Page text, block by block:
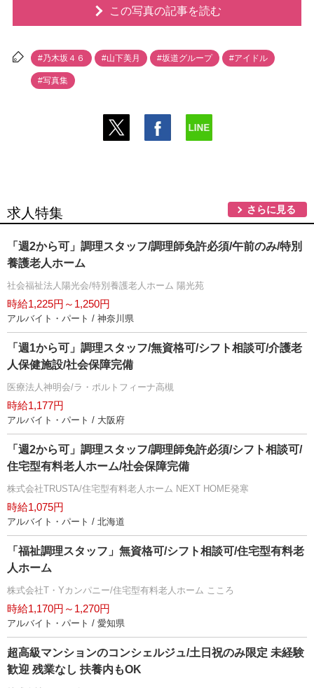
この写真の記事を読む
#乃木坂４６ #山下美月 #坂道グループ #アイドル
#写真集
求人特集 さらに見る
「週2から可」調理スタッフ/調理師免許必須/午前のみ/特別
養護老人ホーム
社会福祉法人陽光会/特別養護老人ホーム 陽光苑
時給1,225円～1,250円
アルバイト・パート / 神奈川県
「週1から可」調理スタッフ/無資格可/シフト相談可/介護老
人保健施設/社会保障完備
医療法人神明会/ラ・ポルトフィーナ高槻
時給1,177円
アルバイト・パート / 大阪府
「週2から可」調理スタッフ/調理師免許必須/シフト相談可/
住宅型有料老人ホーム/社会保障完備
株式会社TRUSTA/住宅型有料老人ホーム NEXT HOME発寒
時給1,075円
アルバイト・パート / 北海道
「福祉調理スタッフ」無資格可/シフト相談可/住宅型有料老
人ホーム
株式会社T・Yカンパニー/住宅型有料老人ホーム こころ
時給1,170円～1,270円
アルバイト・パート / 愛知県
超高級マンションのコンシェルジュ/土日祝のみ限定 未経験
歓迎 残業なし 扶養内もOK